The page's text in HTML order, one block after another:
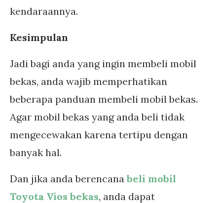
kendaraannya.
Kesimpulan
Jadi bagi anda yang ingin membeli mobil
bekas, anda wajib memperhatikan
beberapa panduan membeli mobil bekas.
Agar mobil bekas yang anda beli tidak
mengecewakan karena tertipu dengan
banyak hal.
Dan jika anda berencanabeli mobil
Toyota Vios bekas, anda dapat